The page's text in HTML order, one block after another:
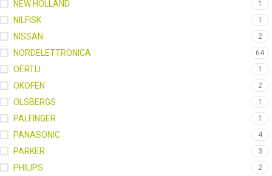
NEW HOLLAND 1
NILFISK 1
NISSAN 2
NORDELETTRONICA 64
OERTLI 1
OKOFEN 2
OLSBERGS 1
PALFINGER 1
PANASONIC 4
PARKER 3
PHILIPS 2